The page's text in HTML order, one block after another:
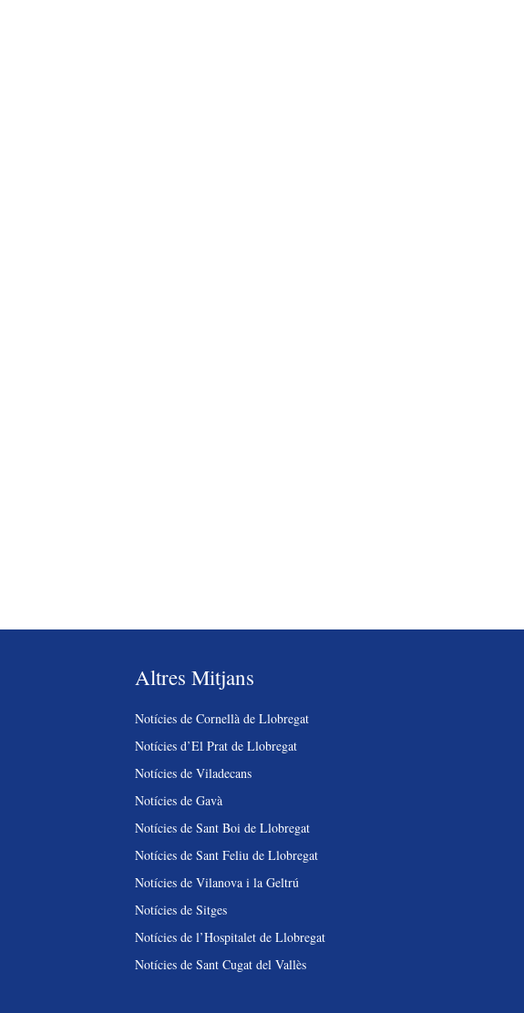
Altres Mitjans
Notícies de Cornellà de Llobregat
Notícies d’El Prat de Llobregat
Notícies de Viladecans
Notícies de Gavà
Notícies de Sant Boi de Llobregat
Notícies de Sant Feliu de Llobregat
Notícies de Vilanova i la Geltrú
Notícies de Sitges
Notícies de l’Hospitalet de Llobregat
Notícies de Sant Cugat del Vallès